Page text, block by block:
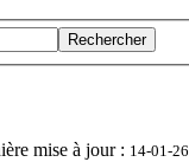
Rechercher
mise à jour : 14-01-26